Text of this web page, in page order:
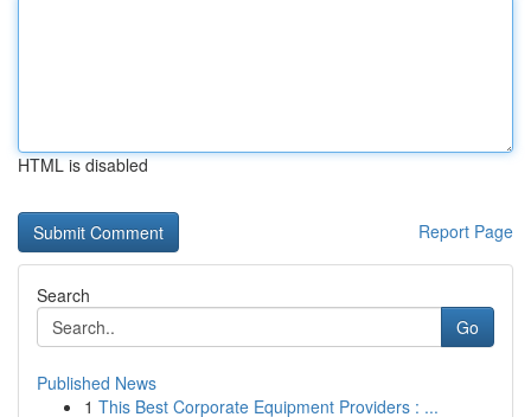
HTML is disabled
Report Page
Search
Go
Published News
1 This Best Corporate Equipment Providers : ...